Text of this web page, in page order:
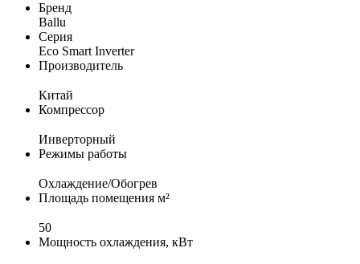
Бренд
Ballu
Серия
Eco Smart Inverter
Производитель
Китай
Компрессор
Инверторный
Режимы работы
Охлаждение/Обогрев
Площадь помещения м²
50
Мощность охлаждения, кВт